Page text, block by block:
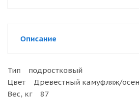
Описание
Тип подростковый
Цвет Древестный камуфляж/
Вес, кг 87